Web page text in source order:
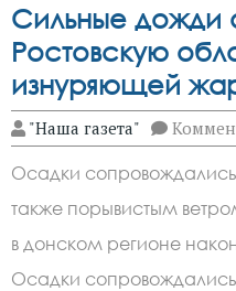
Сильные дожди
Ростовскую
изнуряющей
"Наша газета"
Осадки
также порывистым
в донском регионе
Осадки